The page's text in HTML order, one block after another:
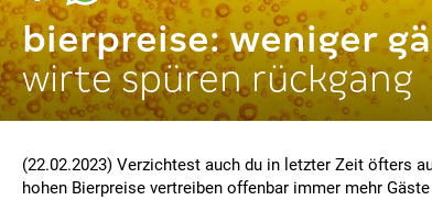
bierpreise: weniger
wirte spüren rückgang
(22.02.2023) Verzichtest auch du in letzter Zeit öfters
hohen Bierpreise vertreiben offenbar immer mehr